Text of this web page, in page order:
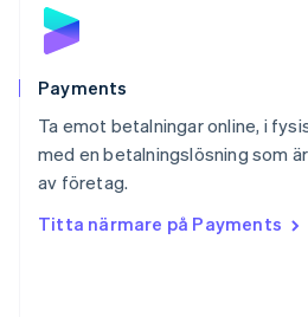
Payments
Ta emot betalningar online, i
med en betalningslösning som
av företag.
Titta närmare på Payments
Portugal
Português
English
DeutschFrançaisItalianoEnglish
Singapore
English简体中文
English